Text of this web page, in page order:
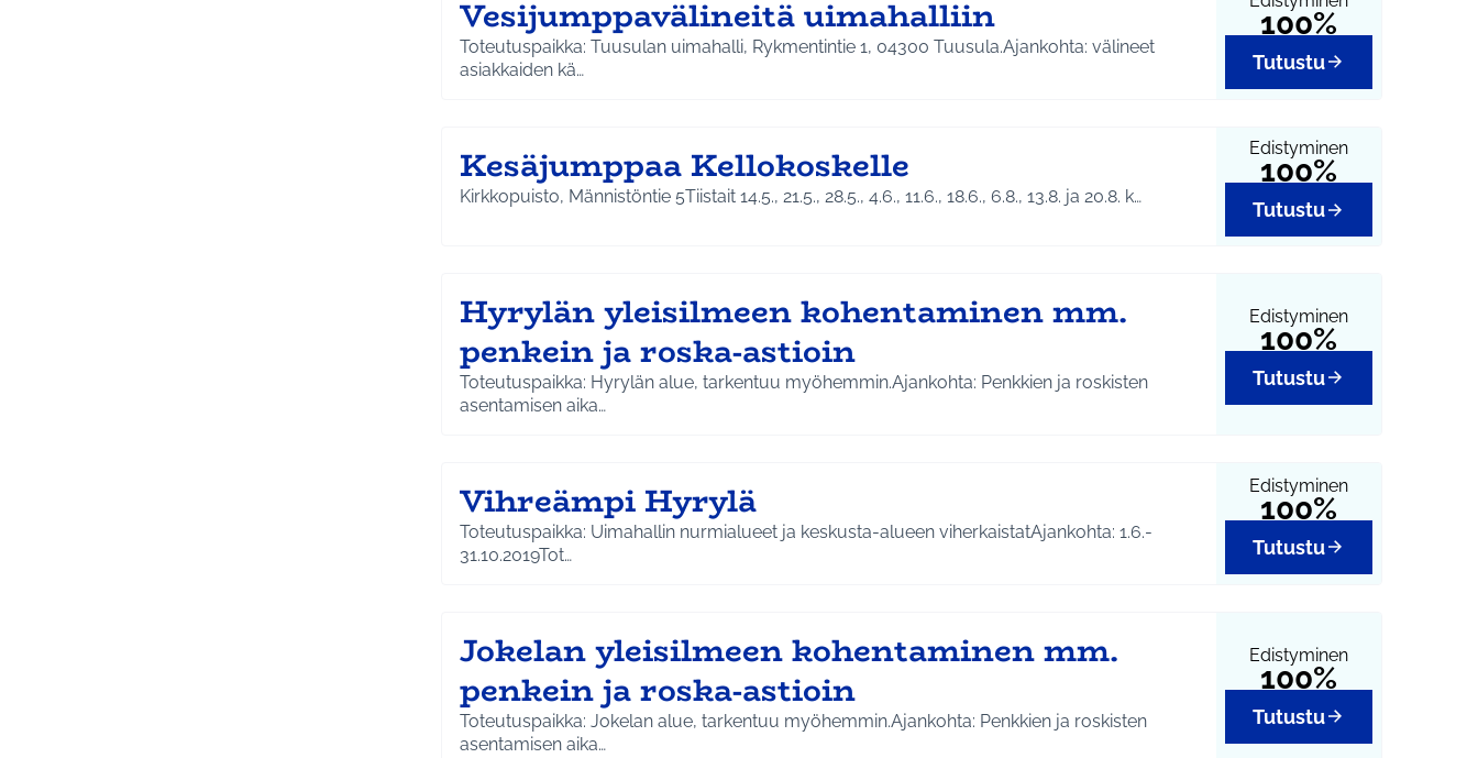
Vesijumppavälineitä uimahalliin
Toteutuspaikka: Tuusulan uimahalli, Rykmentintie 1, 04300 Tuusula.Ajankohta: välineet
asiakkaiden kä…
100%
Tutustu
Kesäjumppaa Kellokoskelle
Kirkkopuisto, Männistöntie 5Tiistait 14.5., 21.5., 28.5., 4.6., 11.6., 18.6., 6.8., 13.8. ja 20.8. k…
Edistyminen
100%
Tutustu
Hyrylän yleisilmeen kohentaminen mm.
penkein ja roska-astioin
Toteutuspaikka: Hyrylän alue, tarkentuu myöhemmin.Ajankohta: Penkkien ja roskisten
asentamisen aika…
Edistyminen
100%
Tutustu
Vihreämpi Hyrylä
Toteutuspaikka: Uimahallin nurmialueet ja keskusta-alueen viherkaistatAjankohta: 1.6.-
31.10.2019Tot…
Edistyminen
100%
Tutustu
Jokelan yleisilmeen kohentaminen mm.
penkein ja roska-astioin
Toteutuspaikka: Jokelan alue, tarkentuu myöhemmin.Ajankohta: Penkkien ja roskisten
asentamisen aika…
Edistyminen
100%
Tutustu